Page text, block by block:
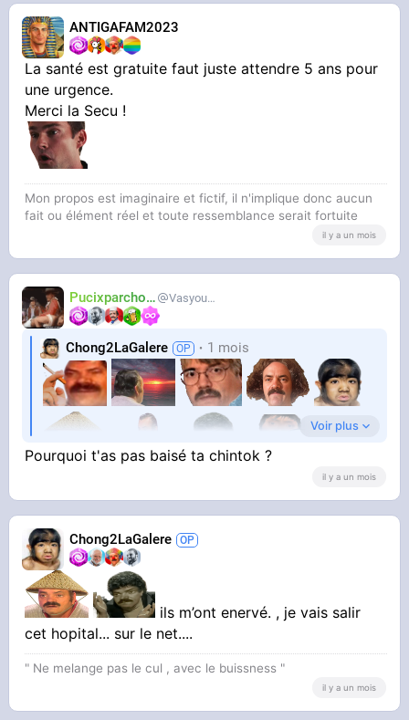
ANTIGAFAM2023
La santé est gratuite faut juste attendre 5 ans pour
une urgence.
Merci la Secu !
Mon propos est imaginaire et fictif, il n'implique donc aucun
fait ou élément réel et toute ressemblance serait fortuite
il y a un mois
Pucixparchoix Vasyouioui_
Chong2LaGalere 1 mois
Depuis janvier , ma greffe cornée avait laché.
,j’ai etais 5 fois aux urgences ( chaque mois
pour avoir des gouttes etc...)
La rdv enfin un specialiste. Le dr s’apelle pitbul
( je crois ).
Voir plus
Pourquoi t'as pas baisé ta chintok ?
il y a un mois
Chong2LaGalere
ils m’ont enervé. , je vais salir
cet hopital... sur le net....
" Ne melange pas le cul , avec le buissness "
il y a un mois